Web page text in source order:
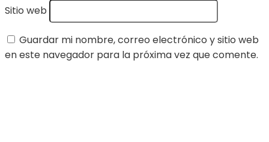
Sitio web
Guardar mi nombre, correo electrónico y sitio web
en este navegador para la próxima vez que comente.